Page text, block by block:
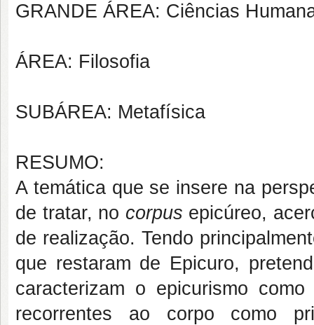
GRANDE ÁREA: Ciências
ÁREA: Filosofia
SUBÁREA: Metafísica
RESUMO:
A temática que se insere na
de tratar, no corpus epicúreo,
de realização. Tendo
que restaram de Epicuro,
caracterizam o epicurismo
recorrentes ao corpo como